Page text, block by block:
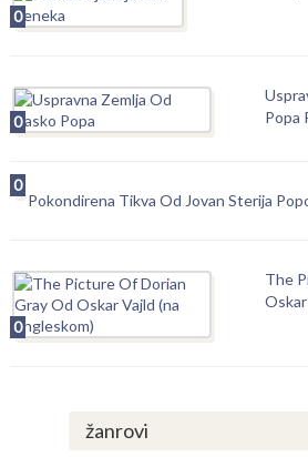
0
0
Popa
0
Pokondirena Tikva Od Jovan Sterija
0
The
žanrovi